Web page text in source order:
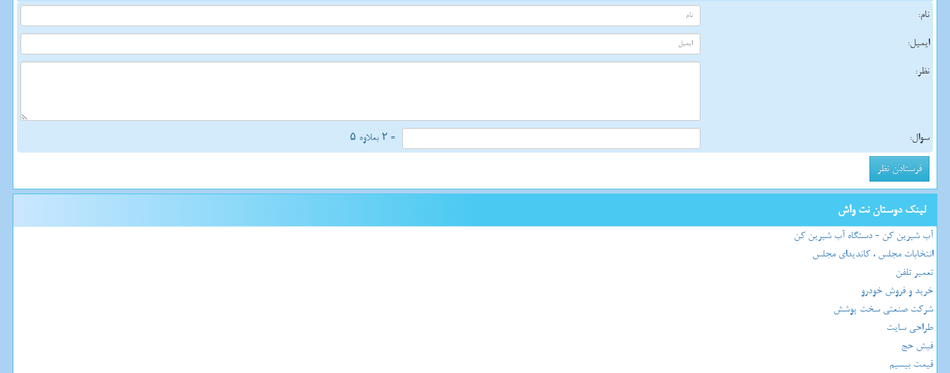
نام:
ایمیل:
نظر:
سوال: = ۲ بعلاوه ۵
لینک دوستان نت واش
آب شیرین کن - دستگاه آب شیرین کن
انتخابات مجلس ، کاندیدای مجلس
تعمیر تلفن
خرید و فروش خودرو
شرکت صنعتی سخت پوشش
طراحی سایت
فیش حج
قیمت بیسیم